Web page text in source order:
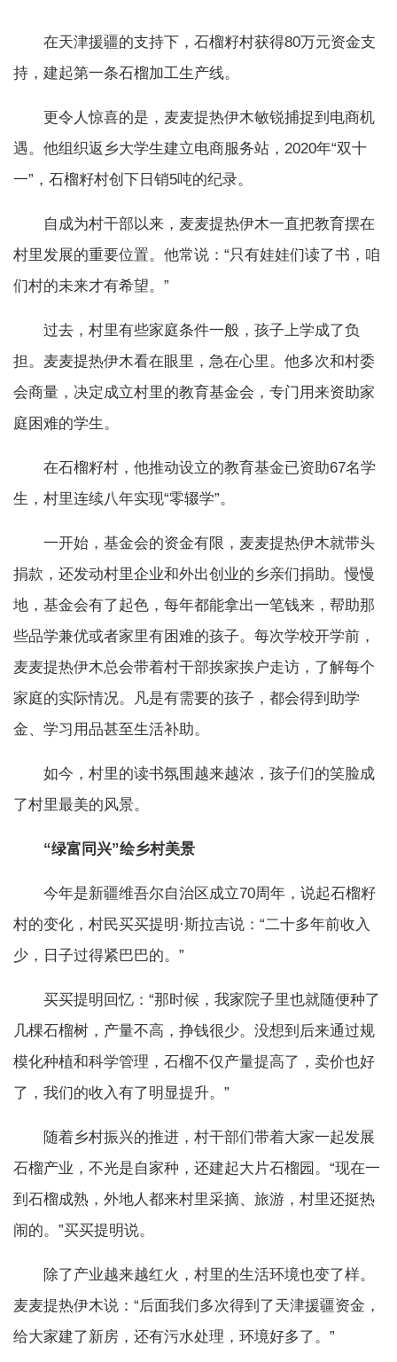
在天津援疆的支持下，石榴籽村获得80万元资金支
持，建起第一条石榴加工生产线。
更令人惊喜的是，麦麦提热伊木敏锐捕捉到电商机
遇。他组织返乡大学生建立电商服务站，2020年“双十
一”，石榴籽村创下日销5吨的纪录。
自成为村干部以来，麦麦提热伊木一直把教育摆在
村里发展的重要位置。他常说：“只有娃娃们读了书，咱
们村的未来才有希望。”
过去，村里有些家庭条件一般，孩子上学成了负
担。麦麦提热伊木看在眼里，急在心里。他多次和村委
会商量，决定成立村里的教育基金会，专门用来资助家
庭困难的学生。
在石榴籽村，他推动设立的教育基金已资助67名学
生，村里连续八年实现“零辍学”。
一开始，基金会的资金有限，麦麦提热伊木就带头
捐款，还发动村里企业和外出创业的乡亲们捐助。慢慢
地，基金会有了起色，每年都能拿出一笔钱来，帮助那
些品学兼优或者家里有困难的孩子。每次学校开学前，
麦麦提热伊木总会带着村干部挨家挨户走访，了解每个
家庭的实际情况。凡是有需要的孩子，都会得到助学
金、学习用品甚至生活补助。
如今，村里的读书氛围越来越浓，孩子们的笑脸成
了村里最美的风景。
“绿富同兴”绘乡村美景
今年是新疆维吾尔自治区成立70周年，说起石榴籽
村的变化，村民买买提明·斯拉吉说：“二十多年前收入
少，日子过得紧巴巴的。”
买买提明回忆：“那时候，我家院子里也就随便种了
几棵石榴树，产量不高，挣钱很少。没想到后来通过规
模化种植和科学管理，石榴不仅产量提高了，卖价也好
了，我们的收入有了明显提升。”
随着乡村振兴的推进，村干部们带着大家一起发展
石榴产业，不光是自家种，还建起大片石榴园。“现在一
到石榴成熟，外地人都来村里采摘、旅游，村里还挺热
闹的。”买买提明说。
除了产业越来越红火，村里的生活环境也变了样。
麦麦提热伊木说：“后面我们多次得到了天津援疆资金，
给大家建了新房，还有污水处理，环境好多了。”